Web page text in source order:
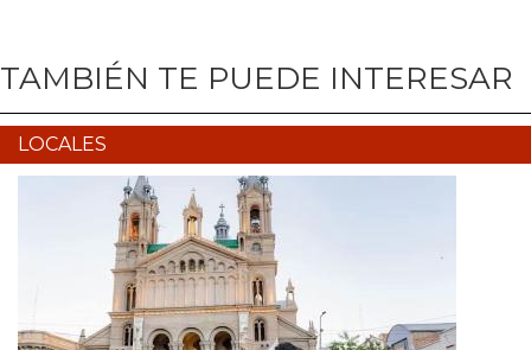
TAMBIÉN TE PUEDE INTERESAR
LOCALES